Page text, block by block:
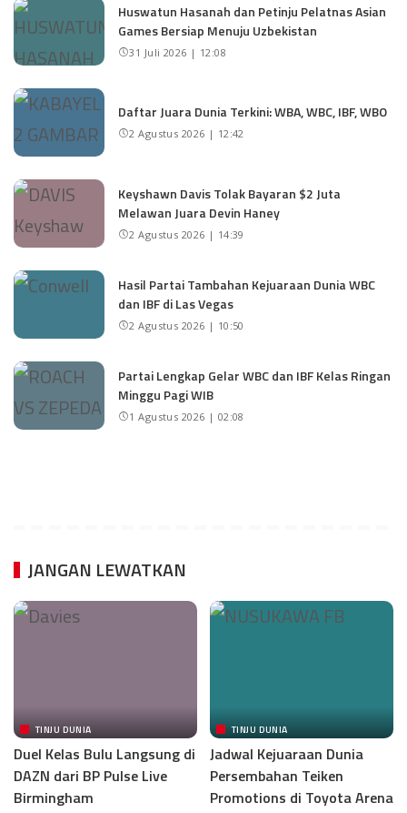
Huswatun Hasanah dan Petinju Pelatnas Asian
Games Bersiap Menuju Uzbekistan
31 Juli 2026 | 12:08
Daftar Juara Dunia Terkini: WBA, WBC, IBF, WBO
2 Agustus 2026 | 12:42
Keyshawn Davis Tolak Bayaran $2 Juta
Melawan Juara Devin Haney
2 Agustus 2026 | 14:39
Hasil Partai Tambahan Kejuaraan Dunia WBC
dan IBF di Las Vegas
2 Agustus 2026 | 10:50
Partai Lengkap Gelar WBC dan IBF Kelas Ringan
Minggu Pagi WIB
1 Agustus 2026 | 02:08
JANGAN LEWATKAN
TINJU DUNIA
Duel Kelas Bulu Langsung di
DAZN dari BP Pulse Live
Birmingham
TINJU DUNIA
Jadwal Kejuaraan Dunia
Persembahan Teiken
Promotions di Toyota Arena